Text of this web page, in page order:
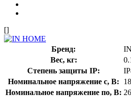
[]
Бренд:
Вес, кг:
Степень защиты IP:
Номинальное напряжение с, В:
Номинальное напряжение по, В: